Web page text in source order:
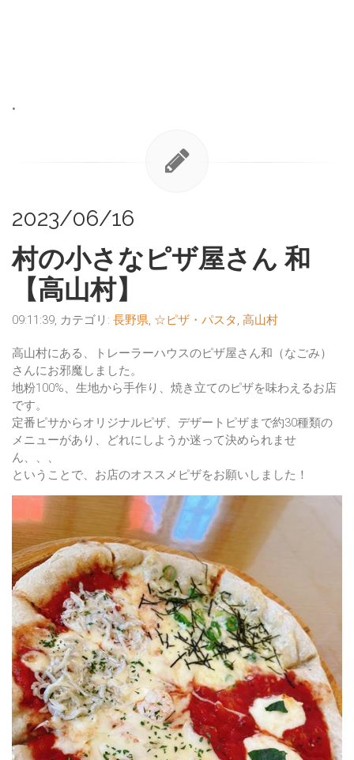
•
2023/06/16
村の小さなピザ屋さん 和
【高山村】
09:11:39, カテゴリ: 長野県 ☆ピザ・パスタ 高山村
高山村にある、トレーラーハウスのピザ屋さん和（なごみ）
さんにお邪魔しました。
地粉100%、生地から手作り、焼き立てのピザを味わえるお店
です。
定番ピサからオリジナルピザ、デザートピザまで約30種類の
メニューがあり、どれにしようか迷って決められませ
ん、、、
ということで、お店のオススメピザをお願いしました！